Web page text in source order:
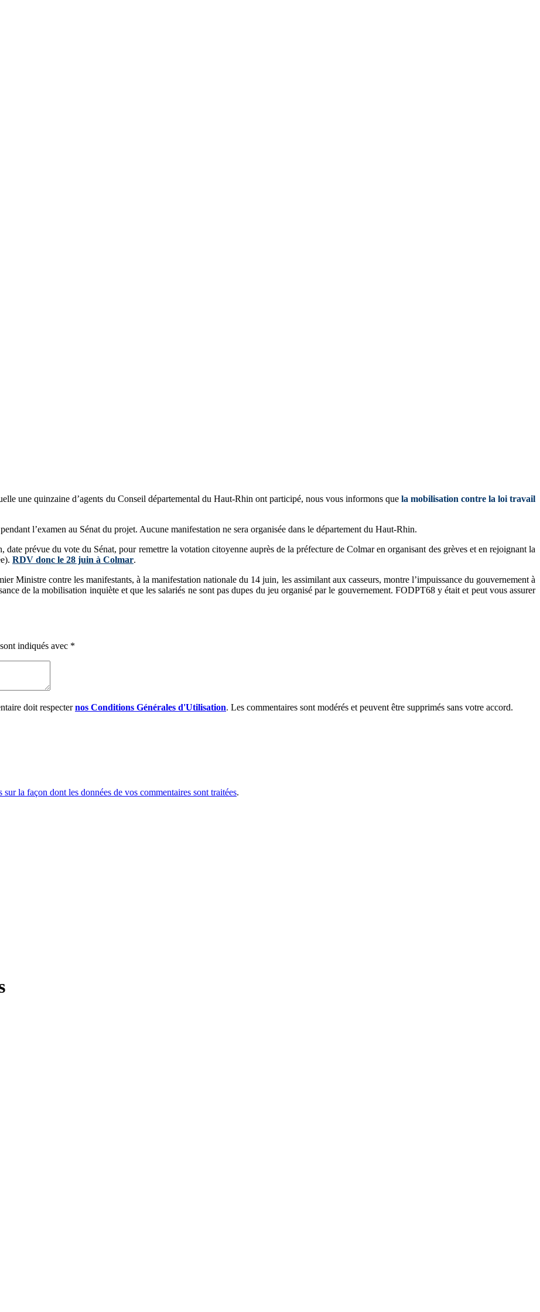
une quinzaine d’agents du Conseil départemental du Haut-Rhin ont participé, nous vous informons que la mobilisation contre la loi travail
l’examen au Sénat du projet. Aucune manifestation ne sera organisée dans le département du Haut-Rhin.
prévue du vote du Sénat, pour remettre la votation citoyenne auprès de la préfecture de Colmar en organisant des grèves et en rejoignant la
RDV donc le 28 juin à Colmar.
Ministre contre les manifestants, à la manifestation nationale du 14 juin, les assimilant aux casseurs, montre l’impuissance du gouvernement à
de la mobilisation inquiète et que les salariés ne sont pas dupes du jeu organisé par le gouvernement. FODPT68 y était et peut vous assurer
indiqués avec *
doit respecternos Conditions Générales d'Utilisation. Les commentaires sont modérés et peuvent être supprimés sans votre accord.
sur la façon dont les données de vos commentaires sont traitées.